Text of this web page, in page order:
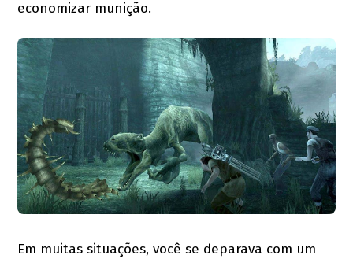
economizar munição.
Em muitas situações, você se deparava com um